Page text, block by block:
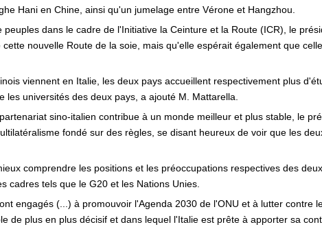
Hani en Chine, ainsi qu'un jumelage entre Vérone et Hangzhou.
peuples dans le cadre de l'Initiative la Ceinture et la Route (ICR), le
nouvelle Route de la soie, mais qu'elle espérait également que
viennent en Italie, les deux pays accueillent respectivement plus
les universités des deux pays, a ajouté M. Mattarella.
sino-italien contribue à un monde meilleur et plus stable, le
fondé sur des règles, se disant heureux de voir que les
comprendre les positions et les préoccupations respectives des
cadres tels que le G20 et les Nations Unies.
engagés (...) à promouvoir l'Agenda 2030 de l'ONU et à lutter contre
de plus en plus décisif et dans lequel l'Italie est prête à apporter sa